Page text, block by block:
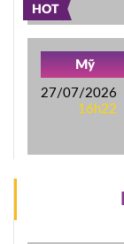
HOT
Mỹ
27/07/2026
16h22